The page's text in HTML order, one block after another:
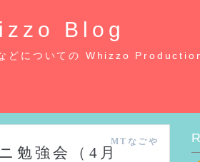
Blog
どについての Whizzo
MTなごや
勉強会（4月